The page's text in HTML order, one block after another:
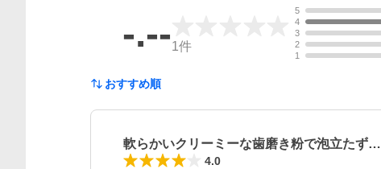
-.--1件
5
4
3
2
1
おすすめ順
軟らかいクリーミーな歯磨き粉で泡立たず…
4.0